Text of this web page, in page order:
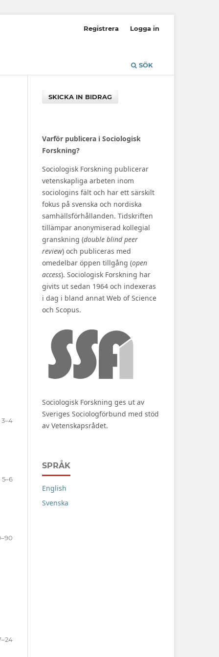
SÖK
Registrera Logga in
3–4
5–6
SKICKA IN BIDRAG
Varför publicera i Sociologisk
Forskning?
Sociologisk Forskning publicerar
vetenskapliga arbeten inom
sociologins fält och har ett särskilt
fokus på svenska och nordiska
samhällsförhållanden. Tidskriften
tillämpar anonymiserad kollegial
granskning (double blind peer
review) och publiceras med
omedelbar öppen tillgång (open
access). Sociologisk Forskning har
givits ut sedan 1964 och indexeras
i dag i bland annat Web of Science
och Scopus.
Sociologisk Forskning ges ut av
Sveriges Sociologförbund med stöd
av Vetenskapsrådet.
SPRÅK
English
Svenska